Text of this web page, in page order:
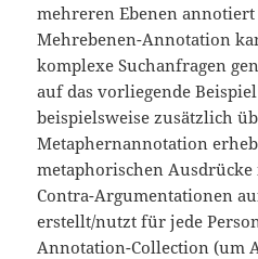
mehreren Ebenen
Mehrebenen-Annotation
komplexe Suchanfragen
auf das vorliegende
beispielsweise zusätzlich
Metaphernannotation
metaphorischen
Contra-Argumentationen
erstellt/nutzt für jede
Annotation-Collection (um